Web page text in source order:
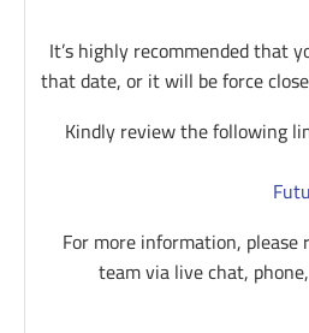
It’s highly recommended that
that date, or it will be force
Kindly review the following
For more information,
team via live chat,